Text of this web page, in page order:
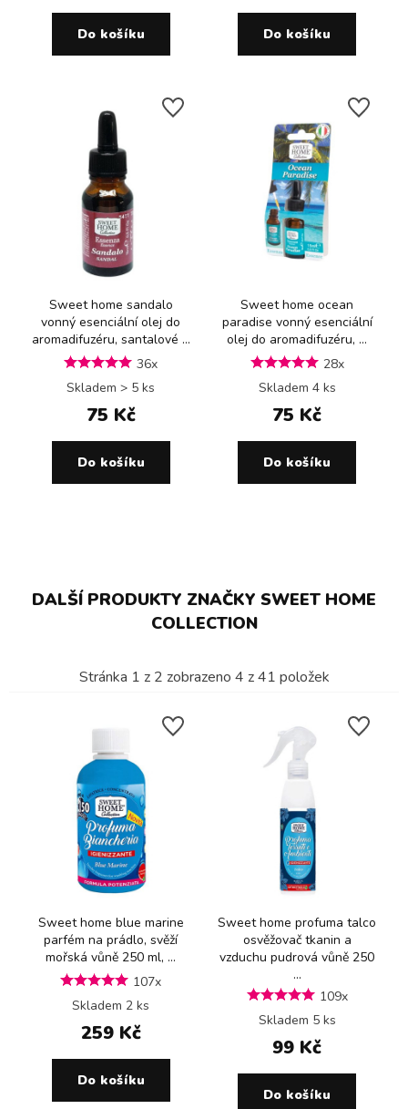
Do košíku Do košíku
Sweet home sandalo
vonný esenciální olej do
aromadifuzéru, santalové ...
36x
Skladem > 5 ks
75 Kč
Do košíku
Sweet home ocean
paradise vonný esenciální
olej do aromadifuzéru, ...
28x
Skladem 4 ks
75 Kč
Do košíku
DALŠÍ PRODUKTY ZNAČKY SWEET HOME
COLLECTION
Stránka 1 z 2 zobrazeno 4 z41 položek
Sweet home blue marine
parfém na prádlo, svěží
mořská vůně 250 ml, ...
107x
Skladem 2 ks
259 Kč
Do košíku
Sweet home profuma talco
osvěžovač tkanin a
vzduchu pudrová vůně 250
...
109x
Skladem 5 ks
99 Kč
Do košíku